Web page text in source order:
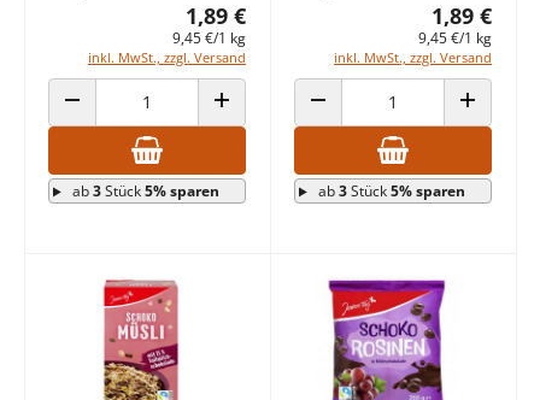
1,89 €
9,45 €/1 kg
inkl. MwSt., zzgl. Versand
ANZAHL VERRINGERN ANZAHL ERHÖHEN
ab3Stück5% sparen
1,89 €
9,45 €/1 kg
inkl. MwSt., zzgl. Versand
ANZAHL VERRINGERN ANZAHL
ab3Stück5% sparen